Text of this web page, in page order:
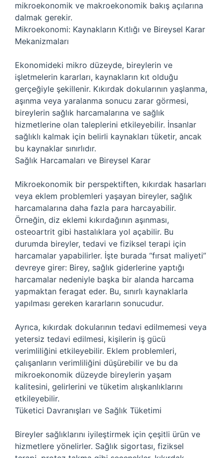
mikroekonomik ve makroekonomik bakış açılarına
dalmak gerekir.
Mikroekonomi: Kaynakların Kıtlığı ve Bireysel Karar
Mekanizmaları
Ekonomideki mikro düzeyde, bireylerin ve
işletmelerin kararları, kaynakların kıt olduğu
gerçeğiyle şekillenir. Kıkırdak dokularının yaşlanma,
aşınma veya yaralanma sonucu zarar görmesi,
bireylerin sağlık harcamalarına ve sağlık
hizmetlerine olan taleplerini etkileyebilir. İnsanlar
sağlıklı kalmak için belirli kaynakları tüketir, ancak
bu kaynaklar sınırlıdır.
Sağlık Harcamaları ve Bireysel Karar
Mikroekonomik bir perspektiften, kıkırdak hasarları
veya eklem problemleri yaşayan bireyler, sağlık
harcamalarına daha fazla para harcayabilir.
Örneğin, diz eklemi kıkırdağının aşınması,
osteoartrit gibi hastalıklara yol açabilir. Bu
durumda bireyler, tedavi ve fiziksel terapi için
harcamalar yapabilirler. İşte burada “fırsat maliyeti”
devreye girer: Birey, sağlık giderlerine yaptığı
harcamalar nedeniyle başka bir alanda harcama
yapmaktan feragat eder. Bu, sınırlı kaynaklarla
yapılması gereken kararların sonucudur.
Ayrıca, kıkırdak dokularının tedavi edilmemesi veya
yetersiz tedavi edilmesi, kişilerin iş gücü
verimliliğini etkileyebilir. Eklem problemleri,
çalışanların verimliliğini düşürebilir ve bu da
mikroekonomik düzeyde bireylerin yaşam
kalitesini, gelirlerini ve tüketim alışkanlıklarını
etkileyebilir.
Tüketici Davranışları ve Sağlık Tüketimi
Bireyler sağlıklarını iyileştirmek için çeşitli ürün ve
hizmetlere yönelirler. Sağlık sigortası, fiziksel